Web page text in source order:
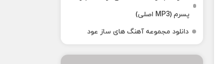
پسرم (MP3 اصلی)
دانلود مجموعه آهنگ های ساز عود